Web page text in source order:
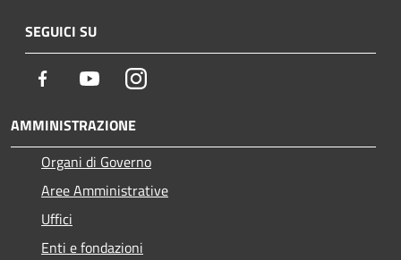
SEGUICI SU
Facebook YoutubeInstagram
AMMINISTRAZIONE
Organi di Governo
Aree Amministrative
Uffici
Enti e fondazioni